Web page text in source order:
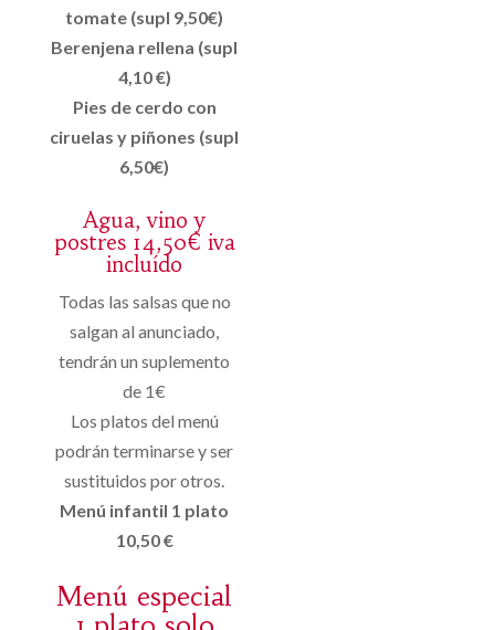
tomate (supl 9,50€)
Berenjena rellena (supl
4,10 €)
Pies de cerdo con
ciruelas y piñones (supl
6,50€)
Agua, vino y
postres 14,50€ iva
incluído
Todas las salsas que no
salgan al anunciado,
tendrán un suplemento
de 1€
Los platos del menú
podrán terminarse y ser
sustituidos por otros.
Menú infantil 1 plato
10,50 €
Menú especial